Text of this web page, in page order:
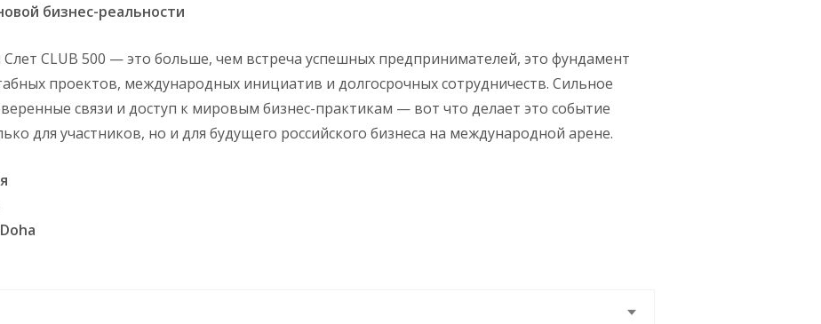
бизнес-реальности
CLUB 500 — это больше, чем встреча успешных предпринимателей, это фундамент
проектов, международных инициатив и долгосрочных сотрудничеств. Сильное
связи и доступ к мировым бизнес-практикам — вот что делает это событие
для участников, но и для будущего российского бизнеса на международной арене.